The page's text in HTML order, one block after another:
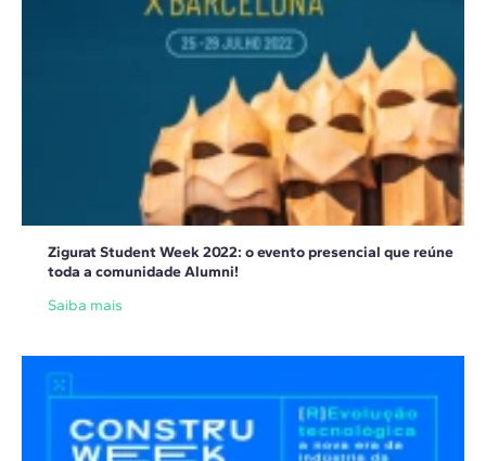
Zigurat Student Week 2022: o evento presencial que reúne
toda a comunidade Alumni!
Saiba mais